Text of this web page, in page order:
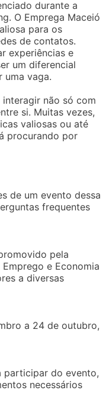
durante a
O Emprega Maceió
para os
de contatos.
experiências e
um diferencial
uma vaga.
não só com
si. Muitas vezes,
valiosas ou até
procurando por
de um evento dessa
frequentes
pela
e Economia
a diversas
a 24 de outubro,
participar do evento,
necessários